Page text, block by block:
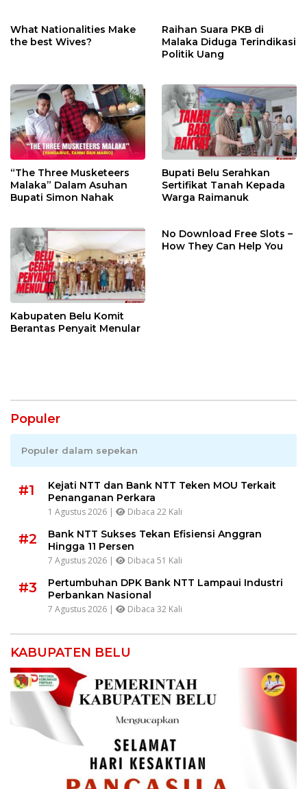
What Nationalities Make
the best Wives?
Raihan Suara PKB di
Malaka Diduga Terindikasi
Politik Uang
“The Three Musketeers
Malaka” Dalam Asuhan
Bupati Simon Nahak
Bupati Belu Serahkan
Sertifikat Tanah Kepada
Warga Raimanuk
Kabupaten Belu Komit
Berantas Penyait Menular
No Download Free Slots –
How They Can Help You
Populer
Populer dalam sepekan
#1
Kejati NTT dan Bank NTT Teken MOU Terkait
Penanganan Perkara
1 Agustus 2026 | Dibaca 22 Kali
#2
Bank NTT Sukses Tekan Efisiensi Anggran
Hingga 11 Persen
7 Agustus 2026 | Dibaca 51 Kali
#3
Pertumbuhan DPK Bank NTT Lampaui Industri
Perbankan Nasional
7 Agustus 2026 | Dibaca 32 Kali
KABUPATEN BELU